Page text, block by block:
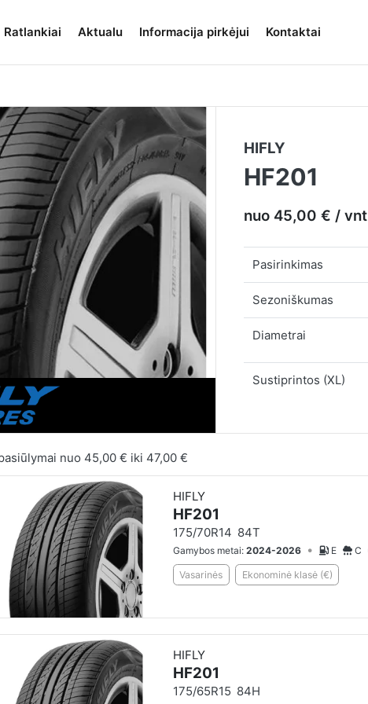
Ratlankiai Aktualu Informacija pirkėjui Kontaktai
HIFLY
HF201
nuo 45,00 € / vnt
Pasirinkimas
Sezoniškumas
Diametrai
Sustiprintos (XL)
nuo 45,00 € iki 47,00 €
HIFLY
HF201
175/70R14 84T
Gamybos metai: 2024-2026 • E C
Vasarinės Ekonominė klasė (€)
HIFLY
HF201
175/65R15 84H